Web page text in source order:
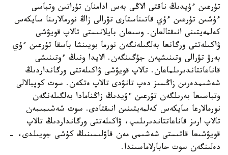
تۇرعىن ءۇيدىڭ ناقتى الاڭى بەس ادامنان تۇراتىن وتباسى
ءۇشىن تۇرعىن ءۇي قاتىناستارى تۋرالى زاڭ نورمالارىنا سايكەس
كەلمەيتىنى انىقتالعان. وسىعان بايلانىستى تالاپ قويۋشى
ۋاكىلەتتى ورگانعا بەلگىلەنگەن نورما بويىنشا باسقا تۇرعىن ءۇي
بەرۋ تۋرالى وتىنىشپەن جۇگىنگەن. الايدا ونىڭ ءوتىنىشى
قاناعاتتاندىرىلماعان. تالاپ قويۋشى ۋاكىلەتتى ورگانداردىڭ
شەشىمدەرىن زاڭسىز دەپ تانۋدى تالاپ ەتكەن. سوت كوپبالالى
وتباسىعا بەرىلگەن تۇرعىن ءۇيدىڭ زاڭنامادا بەلگىلەنگەن
نورمالارعا سايكەس كەلمەيتىنىن انىقتادى. سوت شەشىمىمەن
تالاپ ارىز قاناعاتتاندىرىلىپ، ۋاكىلەتتى ورگانداردىڭ تالاپ
قويۋشىعا قاتىستى شەشىمى مەن قاۋلىسىنىڭ كۇشى جويىلدى، -
دەلىنگەن سوت حابارلاماسىندا.